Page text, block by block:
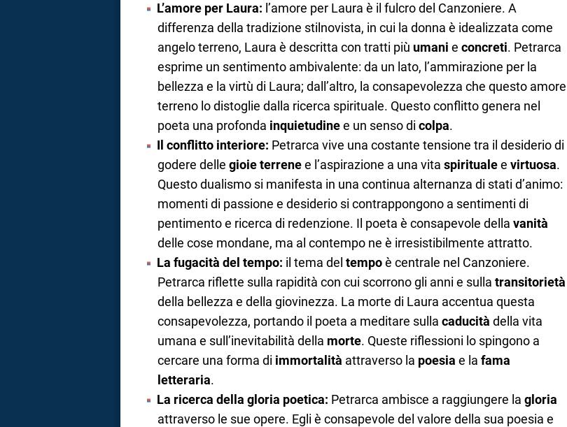
L’amore per Laura: l’amore per Laura è il fulcro del Canzoniere. A
differenza della tradizione stilnovista, in cui la donna è idealizzata come
angelo terreno, Laura è descritta con tratti più umani e concreti. Petrarca
esprime un sentimento ambivalente: da un lato, l’ammirazione per la
bellezza e la virtù di Laura; dall’altro, la consapevolezza che questo amore
terreno lo distoglie dalla ricerca spirituale. Questo conflitto genera nel
poeta una profonda inquietudinee un senso di colpa.
Il conflitto interiore: Petrarca vive una costante tensione tra il desiderio di
godere delle gioie terrenee l’aspirazione a una vita spiritualee virtuosa.
Questo dualismo si manifesta in una continua alternanza di stati d’animo:
momenti di passione e desiderio si contrappongono a sentimenti di
pentimento e ricerca di redenzione. Il poeta è consapevole della vanità
delle cose mondane, ma al contempo ne è irresistibilmente attratto.
La fugacità del tempo: il tema del tempoè centrale nel Canzoniere.
Petrarca riflette sulla rapidità con cui scorrono gli anni e sulla transitorietà
della bellezza e della giovinezza. La morte di Laura accentua questa
consapevolezza, portando il poeta a meditare sulla caducità della vita
umana e sull’inevitabilità della morte. Queste riflessioni lo spingono a
cercare una forma di immortalità attraverso la poesia e la fama
letteraria.
La ricerca della gloria poetica: Petrarca ambisce a raggiungere la gloria
attraverso le sue opere. Egli è consapevole del valore della sua poesia e